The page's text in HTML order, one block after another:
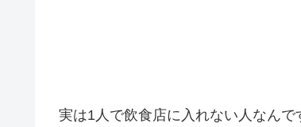
実は1人で飲食店に入れない人なんで